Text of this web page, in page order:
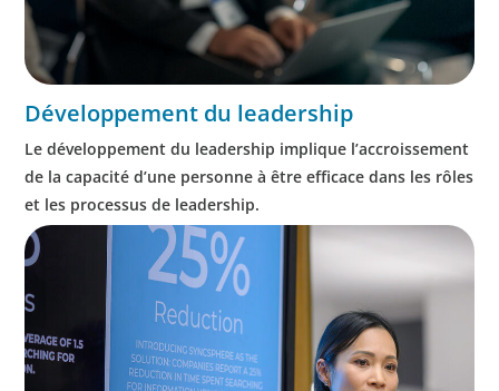
Développement du leadership
Le développement du leadership implique l’accroissement
de la capacité d’une personne à être efficace dans les rôles
et les processus de leadership.